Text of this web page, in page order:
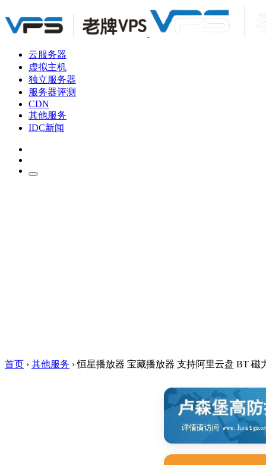
云服务器
虚拟主机
独立服务器
服务器评测
CDN
其他服务
IDC新闻
首页 › 其他服务 › 恒星播放器 宝藏播放器 支持阿里云盘 BT 磁